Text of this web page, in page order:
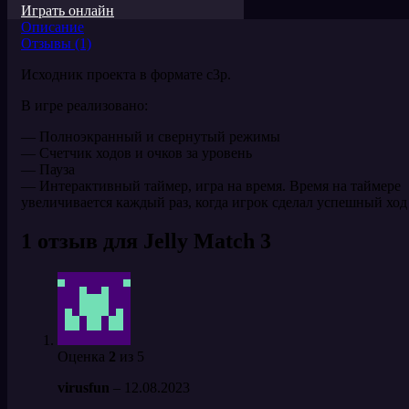
Играть онлайн
Описание
Отзывы (1)
Исходник проекта в формате c3p.
В игре реализовано:
— Полноэкранный и свернутый режимы
— Счетчик ходов и очков за уровень
— Пауза
— Интерактивный таймер, игра на время. Время на таймере
увеличивается каждый раз, когда игрок сделал успешный ход
1 отзыв для Jelly Match 3
Оценка 2 из 5
virusfun – 12.08.2023